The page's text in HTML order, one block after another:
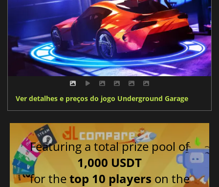
Ver detalhes e preços do jogo Underground Garage
Featuring a total prize pool of
1,000 USDT
for thetop 10 players on the